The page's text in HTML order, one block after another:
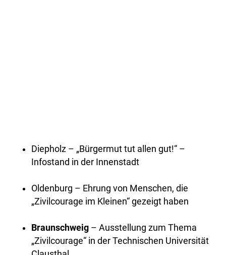
Diepholz – „Bürgermut tut allen gut!“ –
Infostand in der Innenstadt
Oldenburg – Ehrung von Menschen, die
„Zivilcourage im Kleinen“ gezeigt haben
Braunschweig – Ausstellung zum Thema
„Zivilcourage“ in der Technischen Universität